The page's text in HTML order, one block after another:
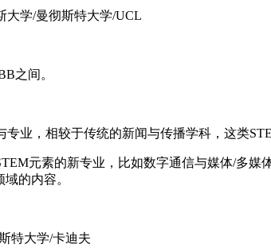
学/曼彻斯特大学/UCL
之间。
，相较于传统的新闻与传播学科，这类
元素的新专业，比如数字通信与媒体/多媒
的内容。
特大学/卡迪夫